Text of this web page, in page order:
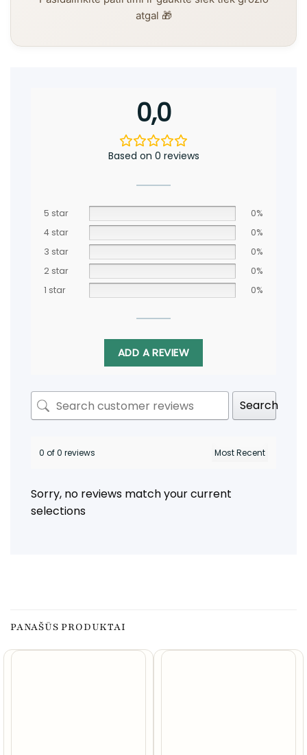
atgal 🎁
0,0
Based on 0 reviews
5 star
0%
4 star
0%
3 star
0%
2 star
0%
1 star
0%
ADD A REVIEW
Search
0 of 0 reviews
Sorry, no reviews match your current
selections
PANAŠŪS PRODUKTAI